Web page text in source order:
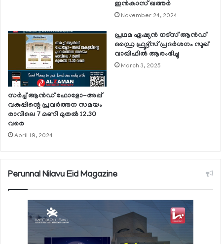
ഇന്‍കാസ് ഖത്തര്‍
November 24, 2024
സര്‍ച്ച് ആന്‍ഡ് ഫോളോ-അപ്പ്
വകുപ്പിന്റെ പ്രവര്‍ത്തന സമയം
രാവിലെ 7 മണി മുതല്‍ 12.30
വരെ
April 19, 2024
പ്രഥമ ഏഷ്യന്‍ നട്‌സ് ആന്‍ഡ്
ഡ്രൈ ഫ്രൂട്ട്‌സ് പ്രദര്‍ശനം സൂഖ്
വാഖിഫില്‍ ആരംഭിച്ചു
March 3, 2025
Perunnal Nilavu Eid Magazine